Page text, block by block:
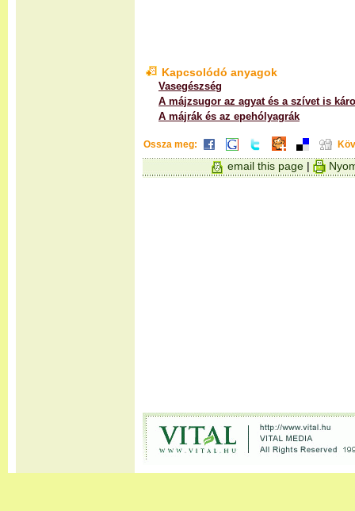
Kapcsolódó anyagok
Vasegészség
A májzsugor az agyat és a szívet is
A májrák és az epehólyagrák
Ossza meg:
email this page |